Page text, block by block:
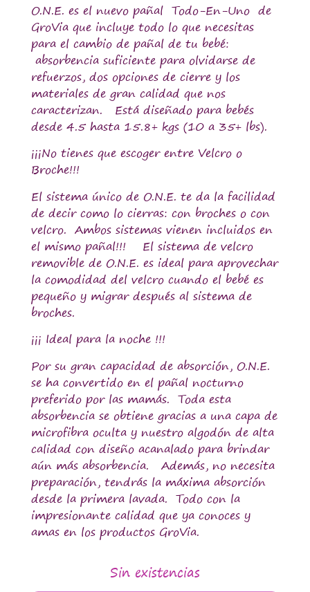
O.N.E. es el nuevo pañal Todo-En-Uno de
GroVia que incluye todo lo que necesitas
para el cambio de pañal de tu bebé:
absorbencia suficiente para olvidarse de
refuerzos, dos opciones de cierre y los
materiales de gran calidad que nos
caracterizan. Está diseñado para bebés
desde 4.5 hasta 15.8+ kgs (10 a 35+ lbs).
¡¡¡No tienes que escoger entre Velcro o
Broche!!!
El sistema único de O.N.E. te da la facilidad
de decir como lo cierras: con broches o con
velcro. Ambos sistemas vienen incluidos en
el mismo pañal!!! El sistema de velcro
removible de O.N.E. es ideal para aprovechar
la comodidad del velcro cuando el bebé es
pequeño y migrar después al sistema de
broches.
¡¡¡ Ideal para la noche !!!
Por su gran capacidad de absorción, O.N.E.
se ha convertido en el pañal nocturno
preferido por las mamás. Toda esta
absorbencia se obtiene gracias a una capa de
microfibra oculta y nuestro algodón de alta
calidad con diseño acanalado para brindar
aún más absorbencia. Además, no necesita
preparación, tendrás la máxima absorción
desde la primera lavada. Todo con la
impresionante calidad que ya conoces y
amas en los productos GroVia.
Sin existencias